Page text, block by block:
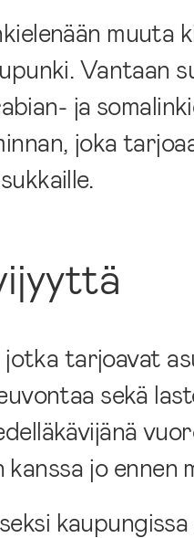
muuta
Vantaan
ja
joka
tarjoavat
sekä
jo ennen